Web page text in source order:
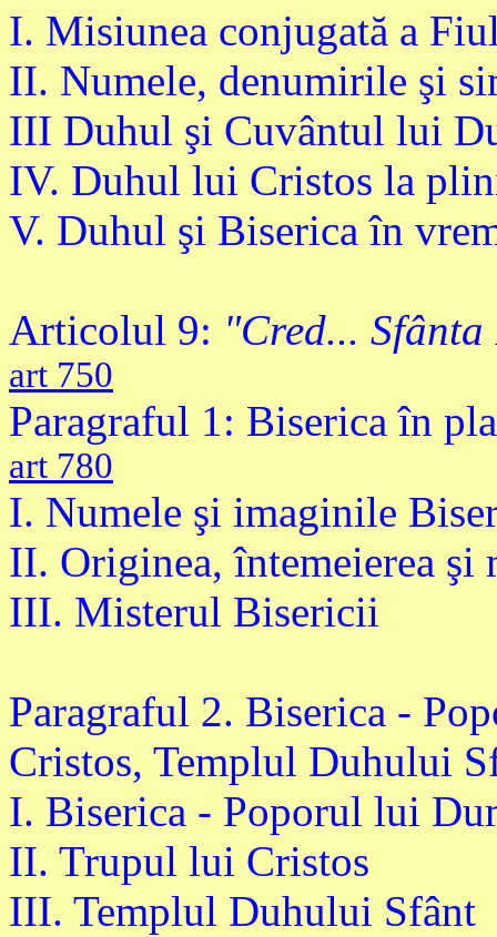
I. Misiunea conjugată a
II. Numele, denumirile şi
III Duhul şi Cuvântul lui
IV. Duhul lui Cristos la
V. Duhul şi Biserica în
Articolul 9: "Cred...
art 750
Paragraful 1: Biserica în
art 780
I. Numele şi imaginile
II. Originea, întemeierea şi
III. Misterul Bisericii
Paragraful 2. Biserica -
Cristos, Templul Duhului
I. Biserica - Poporul lui
II. Trupul lui Cristos
III. Templul Duhului Sfânt